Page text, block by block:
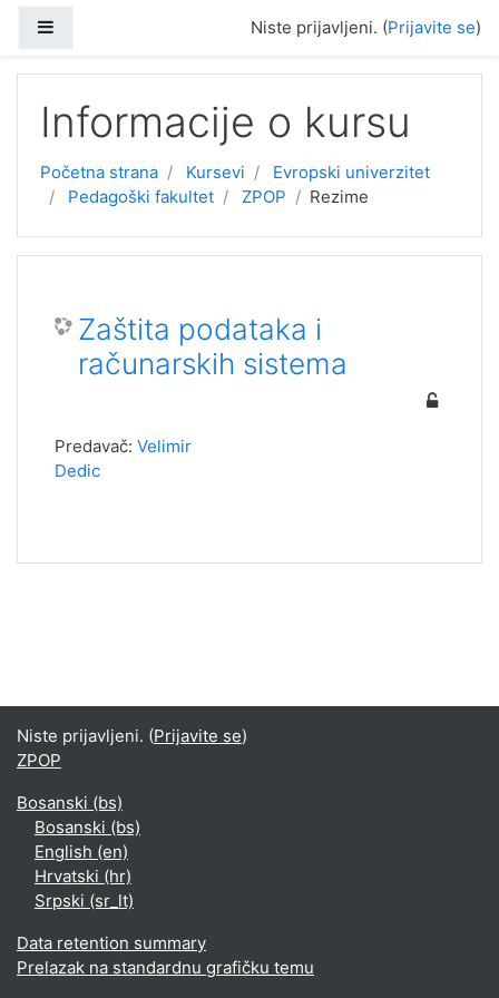
Niste prijavljeni. (Prijavite se)
Informacije o kursu
Početna strana Kursevi
Evropski univerzitet
Pedagoški fakultet
ZPOP Rezime
Zaštita podataka i
računarskih sistema
Predavač: Velimir
Dedic
Niste prijavljeni. (Prijavite se)
ZPOP
Bosanski ‎(bs)‎
Bosanski ‎(bs)‎
English ‎(en)‎
Hrvatski ‎(hr)‎
Srpski ‎(sr_lt)‎
Data retention summary
Prelazak na standardnu grafičku temu